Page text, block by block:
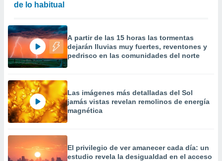
de lo habitual
A partir de las 15 horas las tormentas
dejarán lluvias muy fuertes, reventones y
pedrisco en las comunidades del norte
Las imágenes más detalladas del Sol
jamás vistas revelan remolinos de energía
magnética
El privilegio de ver amanecer cada día: un
estudio revela la desigualdad en el acceso